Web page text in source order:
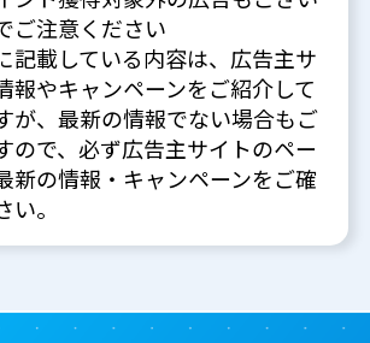
ご注意ください
記載している内容は、広告主サ
報やキャンペーンをご紹介して
が、最新の情報でない場合もご
ので、必ず広告主サイトのペー
新の情報・キャンペーンをご確
。